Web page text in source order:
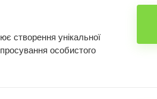
створення унікальної
особистого